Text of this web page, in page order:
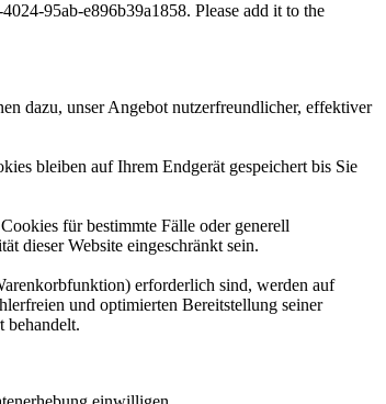
95ab-e896b39a1858. Please add it to the
dazu, unser Angebot nutzerfreundlicher, effektiver
bleiben auf Ihrem Endgerät gespeichert bis Sie
für bestimmte Fälle oder generell
dieser Website eingeschränkt sein.
erforderlich sind, werden auf
und optimierten Bereitstellung seiner
behandelt.